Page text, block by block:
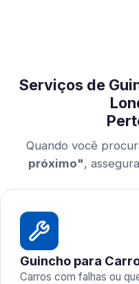
Serviços de
Quando você
próximo",
Guincho para
Carros com falhas ou